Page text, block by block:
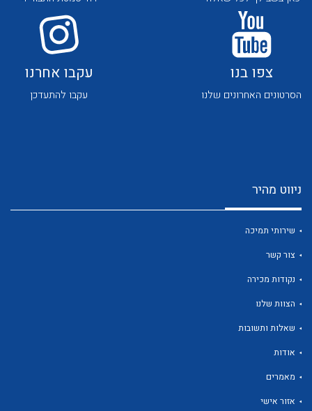
לכל מוצרי היצרן
צפו בנו
הסרטונים האחרונים שלנו
עקבו אחרנו
עקבו להתעדכן
ניווט מהיר
שירותי תמיכה
צור קשר
נקודות מכירה
הצוות שלנו
שאלות ותשובות
אודות
מאמרים
אזור אישי